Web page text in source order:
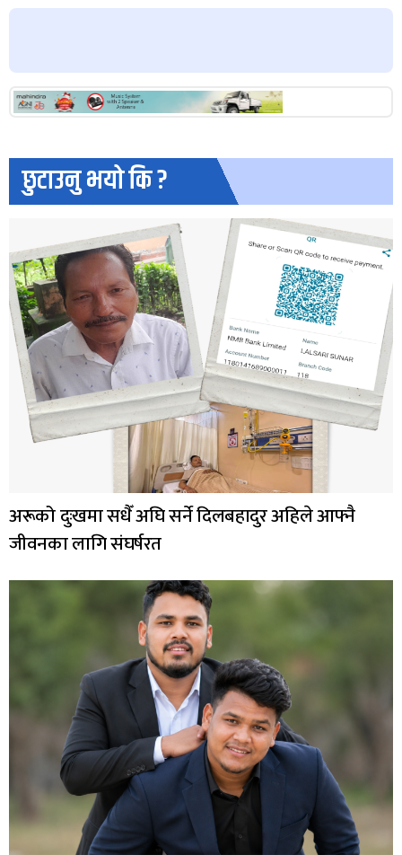
छुटाउनु भयो कि ?
अरूको दुःखमा सधैँ अघि सर्ने दिलबहादुर अहिले आफ्नै
जीवनका लागि संघर्षरत